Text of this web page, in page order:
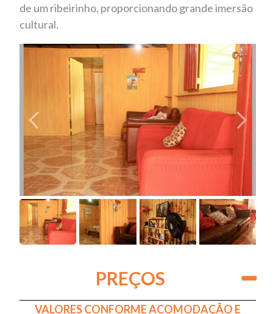
de um ribeirinho, proporcionando grande imersão
cultural.
PREÇOS
VALORES CONFORME ACOMODAÇÃO E